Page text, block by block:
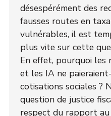
désespérément des
fausses routes en
vulnérables, il est
plus vite sur cette
En effet, pourquoi les
et les IA ne
cotisations sociales ?
question de justice
respect du rapport